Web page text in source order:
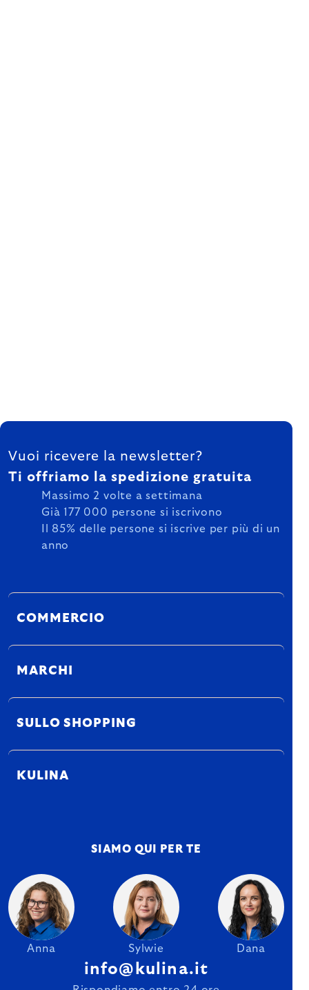
FOOTER
Vuoi ricevere la newsletter?
Ti offriamo la spedizione gratuita
Massimo 2 volte a settimana
Già 177 000 persone si iscrivono
Il 85% delle persone si iscrive per più di un
anno
COMMERCIO
MARCHI
SULLO SHOPPING
KULINA
SIAMO QUI PER TE
Anna Sylwie Dana
info@kulina.it